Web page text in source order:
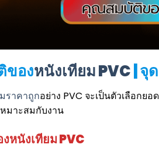
องหนังเทียม PVC |
ราคาถูกอย่าง PVC จะเป็นตัวเลือก
หมาะสมกับงาน
หนังเทียม PVC